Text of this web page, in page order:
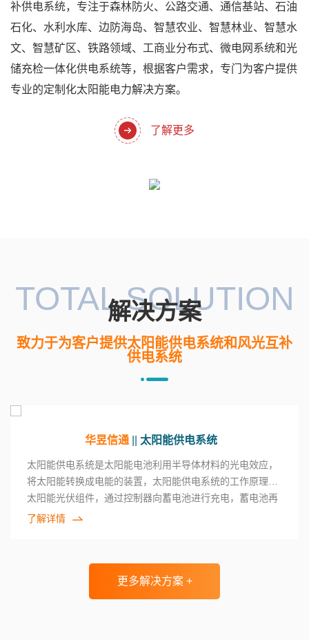
补供电系统，专注于森林防火、公路交通、通信基站、石油
石化、水利水库、边防海岛、智慧农业、智慧林业、智慧水
文、智慧矿区、铁路领域、工商业分布式、微电网系统和光
储充检一体化供电系统等，根据客户需求，专门为客户提供
专业的定制化太阳能电力解决方案。
了解更多
TOTAL SOLUTION
解决方案
致力于为客户提供太阳能供电系统和风光互补
供电系统
华昱信通 太阳能供电系统
太阳能供电系统是太阳能电池利用半导体材料的光电效应，
将太阳能转换成电能的装置，太阳能供电系统的工作原理是
太阳能光伏组件，通过控制器向蓄电池进行充电，蓄电池再
放电到负载设备，这样的工作原理来实现供电。
了解详情
更多解决方案 +
山东省
山东省光储充一体化微电网项目
案例